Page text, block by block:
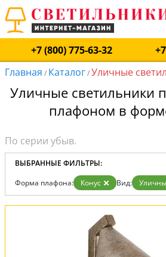
+7 (800) 775-63-32
Главная / Каталог/Уличные
Уличные светильники
плафоном в
ВЫБРАННЫЕ ФИЛЬТРЫ:
Форма плафона: Конус Вид: